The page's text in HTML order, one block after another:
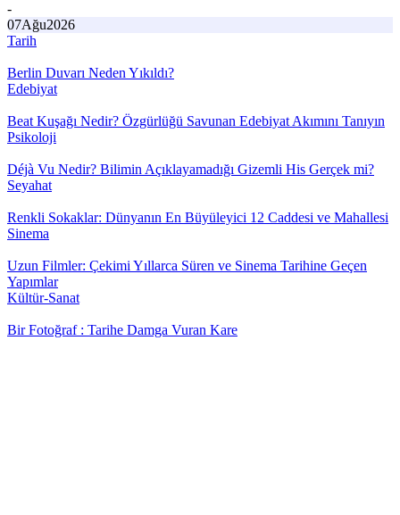
-
07Ağu2026
Tarih
Berlin Duvarı Neden Yıkıldı?
Edebiyat
Beat Kuşağı Nedir? Özgürlüğü Savunan Edebiyat Akımını Tanıyın
Psikoloji
Déjà Vu Nedir? Bilimin Açıklayamadığı Gizemli His Gerçek mi?
Seyahat
Renkli Sokaklar: Dünyanın En Büyüleyici 12 Caddesi ve Mahallesi
Sinema
Uzun Filmler: Çekimi Yıllarca Süren ve Sinema Tarihine Geçen
Yapımlar
Kültür-Sanat
Bir Fotoğraf : Tarihe Damga Vuran Kare